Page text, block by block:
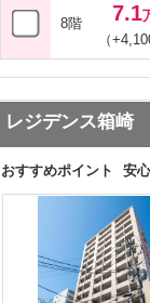
8階 7.1
（
レジデンス箱崎
おすすめポイント 安